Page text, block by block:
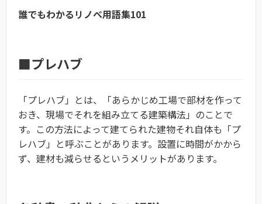
誰でもわかるリノベ用語集101
■プレハブ
「プレハブ」とは、「あらかじめ工場で部材を作って
おき、現場でそれを組み立てる建築構法」のことで
す。この方法によって建てられた建物それ自体も「プ
レハブ」と呼ぶことがあります。設置に時間がかから
ず、建材も減らせるというメリットがあります。